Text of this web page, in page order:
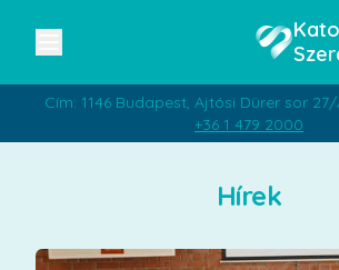
Cím: 1146 Budapest, Ajtósi Dürer sor
+36 1 479 2000
Hírek